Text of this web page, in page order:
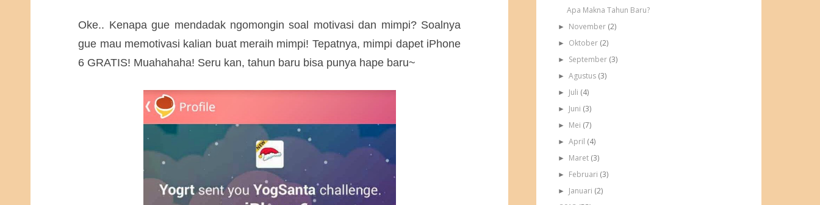
Oke.. Kenapa gue mendadak ngomongin soal motivasi dan mimpi? Soalnya
gue mau memotivasi kalian buat meraih mimpi! Tepatnya, mimpi dapet iPhone
6 GRATIS! Muahahaha! Seru kan, tahun baru bisa punya hape baru~
Apa Makna Tahun Baru?
► November (2)
► Oktober (2)
► September (3)
► Agustus (3)
► Juli (4)
► Juni (3)
► Mei (7)
► April (4)
► Maret (3)
► Februari (3)
► Januari (2)